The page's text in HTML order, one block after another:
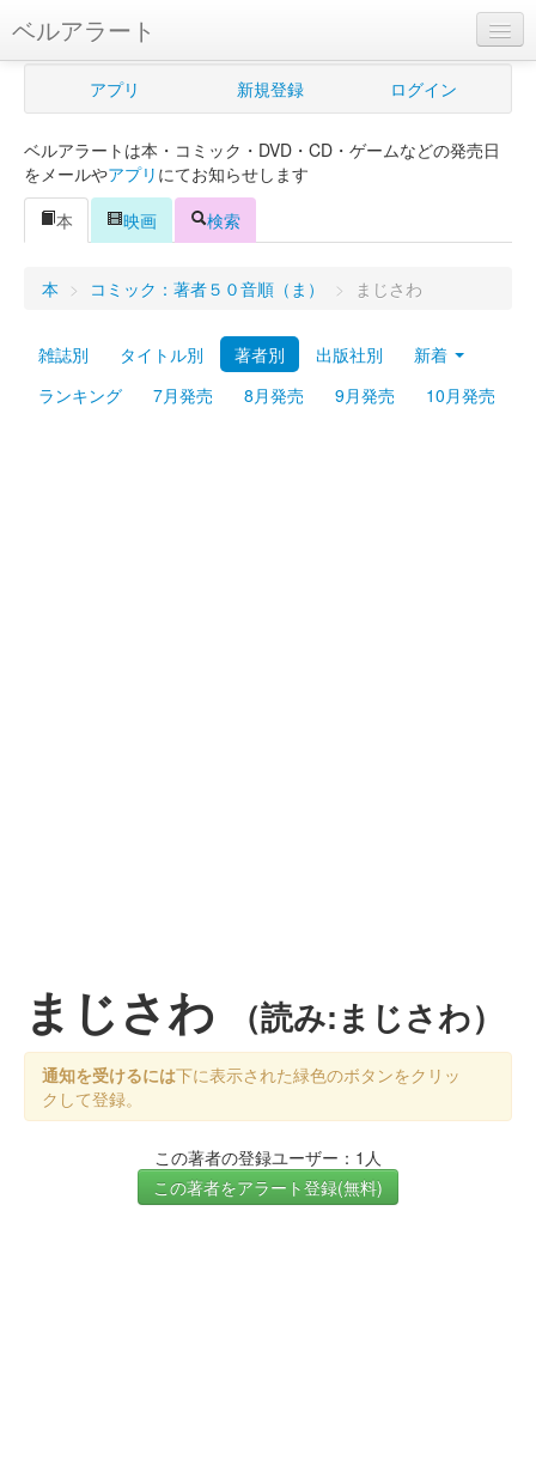
ベルアラート
ベルアラートとは
新規登録
ログイン
Myシェルフ
プレミアム
アプリ 新規登録 ログイン
ベルアラートは本・コミック・DVD・CD・ゲームなどの発売日
をメールやアプリ にてお知らせします
本
映画 検索
本 > コミック：著者５０音順（ま） > まじさわ
雑誌別 タイトル別 著者別 出版社別
新着
ランキング
7月発売 8月発売 9月発売 10月発売
まじさわ （読み:まじさわ）
通知を受けるには下に表示された緑色のボタンをクリッ
クして登録。
この著者の登録ユーザー：1人
この著者をアラート登録(無料)